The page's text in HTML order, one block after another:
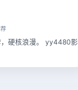
硬核浪漫。 yy4480影